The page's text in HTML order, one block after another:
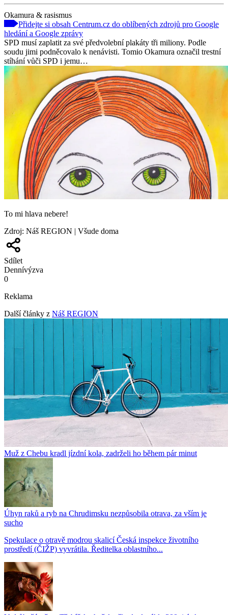
Okamura & rasismus
Přidejte si obsah Centrum.cz do oblíbených zdrojů pro Google
hledání a Google zprávy
SPD musí zaplatit za své předvolební plakáty tři miliony. Podle
soudu jimi podněcovalo k nenávisti. Tomio Okamura označil trestní
stíhání vůči SPD i jemu…
To mi hlava nebere!
Zdroj: Náš REGION | Všude doma
Sdílet
Dennívýzva
0
Reklama
Další články z Náš REGION
Muž z Chebu kradl jízdní kola, zadrželi ho během pár minut
Úhyn raků a ryb na Chrudimsku nezpůsobila otrava, za vším je
sucho
Spekulace o otravě modrou skalicí Česká inspekce životního
prostředí (ČIŽP) vyvrátila. Ředitelka oblastního...